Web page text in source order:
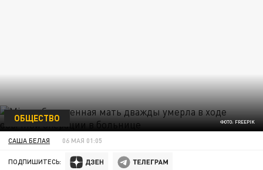
ФОТО: FREEPIK
ОБЩЕСТВО
САША БЕЛАЯ 06 МАЯ 01:05
ПОДПИШИТЕСЬ: